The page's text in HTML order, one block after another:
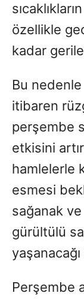
özellikle
kadar
Bu
itibaren
perşembe
etkisini
hamlelerle
esmesi
sağanak
gürültülü
Perşembe